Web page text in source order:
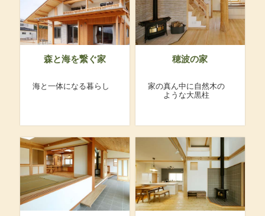
森と海を繋ぐ家
海と一体になる暮らし
穂波の家
家の真ん中に自然木の
ような大黒柱